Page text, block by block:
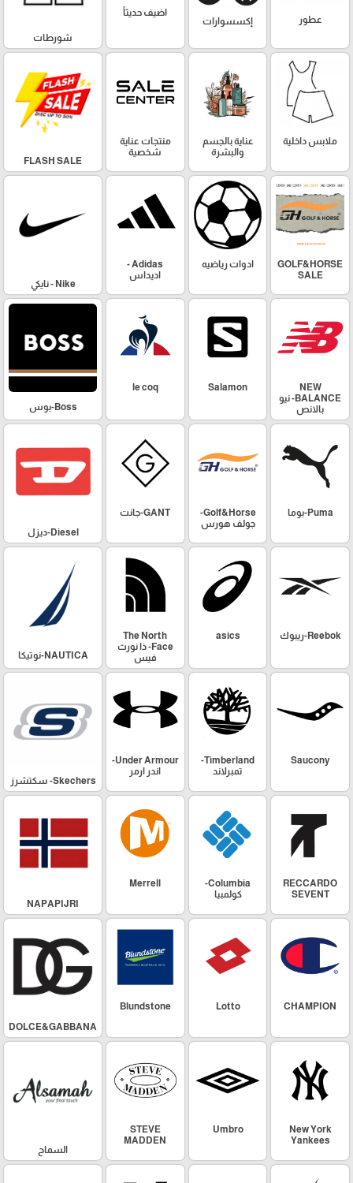
عطور إكسسوارات
اضيف حديثاً
شورطات
ملابس داخلية
عناية بالجسم
والبشرة
منتجات عناية
شخصية
FLASH SALE
GOLF&HORSE
SALE
ادوات رياضيه
Adidas -
اديداس
Nike - نايكي
NEW
BALANCE- نيو
بالانص
Salamon
le coq
Boss-بوس
Puma-بوما
Golf&Horse-
جولف هورس
GANT-جانت
Diesel-ديزل
Reebok-ريبوك asics
The North
Face- ذا نورث
فيس
NAUTICA-نوتيكا
Saucony
Timberland-
تمبرلاند
Under Armour-
اندر ارمر
Skechers- سكتشرز
RECCARDO
SEVENT
Columbia-
كولمبيا
Merrell
NAPAPIJRI
CHAMPION
Lotto
Blundstone
DOLCE&GABBANA
New York
Yankees
Umbro
STEVE
MADDEN
السماح